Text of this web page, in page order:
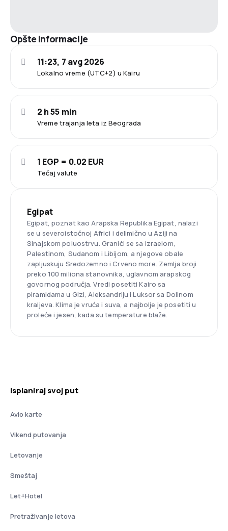
Opšte informacije
Lokalno vreme (UTC+2) u Kairu
11:23, 7 avg 2026
Vreme trajanja leta iz Beograda
2 h 55 min
Tečaj valute
1 EGP = 0.02 EUR
Egipat
Egipat, poznat kao Arapska Republika Egipat, nalazi
se u severoistočnoj Africi i delimično u Aziji na
Sinajskom poluostrvu. Graniči se sa Izraelom,
Palestinom, Sudanom i Libijom, a njegove obale
zapljuskuju Sredozemno i Crveno more. Zemlja broji
preko 100 miliona stanovnika, uglavnom arapskog
govornog područja. Vredi posetiti Kairo sa
piramidama u Gizi, Aleksandriju i Luksor sa Dolinom
kraljeva. Klima je vruća i suva, a najbolje je posetiti u
proleće i jesen, kada su temperature blaže.
Isplaniraj svoj put
Avio karte
Vikend putovanja
Letovanje
Smeštaj
Let+Hotel
Pretraživanje letova